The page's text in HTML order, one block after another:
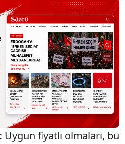
Uygun fiyatlı olmaları, bu